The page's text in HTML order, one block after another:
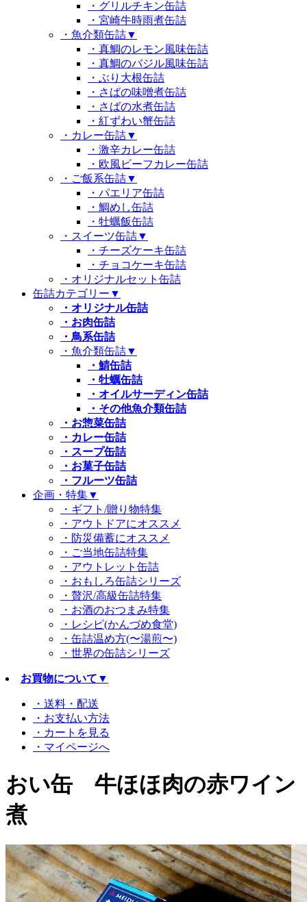
・グリルチキン缶詰
・宮崎牛時雨煮缶詰
・魚介類缶詰▼
・真鯛のレモン風味缶詰
・真鯛のバジル風味缶詰
・ぶり大根缶詰
・さばの味噌煮缶詰
・さばの水煮缶詰
・紅ずわい蟹缶詰
・カレー缶詰▼
・激辛カレー缶詰
・欧風ビーフカレー缶詰
・ご飯系缶詰▼
・パエリア缶詰
・鯛めし缶詰
・牡蠣飯缶詰
・スイーツ缶詰▼
・チーズケーキ缶詰
・チョコケーキ缶詰
・オリジナルセット缶詰
缶詰カテゴリー ▼
・オリジナル缶詰
・お肉缶詰
・鳥系缶詰
・魚介類缶詰▼
・鯖缶詰
・牡蠣缶詰
・オイルサーディン缶詰
・その他魚介類缶詰
・お惣菜缶詰
・カレー缶詰
・スープ缶詰
・お菓子缶詰
・フルーツ缶詰
企画・特集▼
・ギフト/贈り物特集
・アウトドアにオススメ
・防災備蓄にオススメ
・ご当地缶詰特集
・アウトレット缶詰
・おもしろ缶詰シリーズ
・贅沢/高級缶詰特集
・お酒のおつまみ特集
・レシピ(かんづめ食堂)
・缶詰温め方(〜湯煎〜)
・世界の缶詰シリーズ
お買物について ▼
・送料・配送
・お支払い方法
・カートを見る
・マイページへ
おい缶 牛ほほ肉の赤ワイン
煮